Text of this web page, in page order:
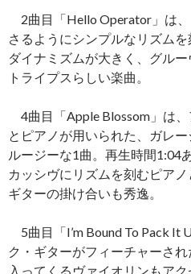
2曲目「Hello Operator」は
さるようにシンプルなリズムを
ダイナミズムが大きく、グル
トライプスらしい楽曲。
4曲目「Apple Blossom」は
とピアノが用いられた、ガレ
ルージーな1曲。再生時間1:04
カッシヴにリズムを刻むピア
ギターの掛け合いも秀逸。
5曲目「I’m Bound To Pack It
ク・ギターがフィーチャーさ
入ってくるヴァイオリンもア